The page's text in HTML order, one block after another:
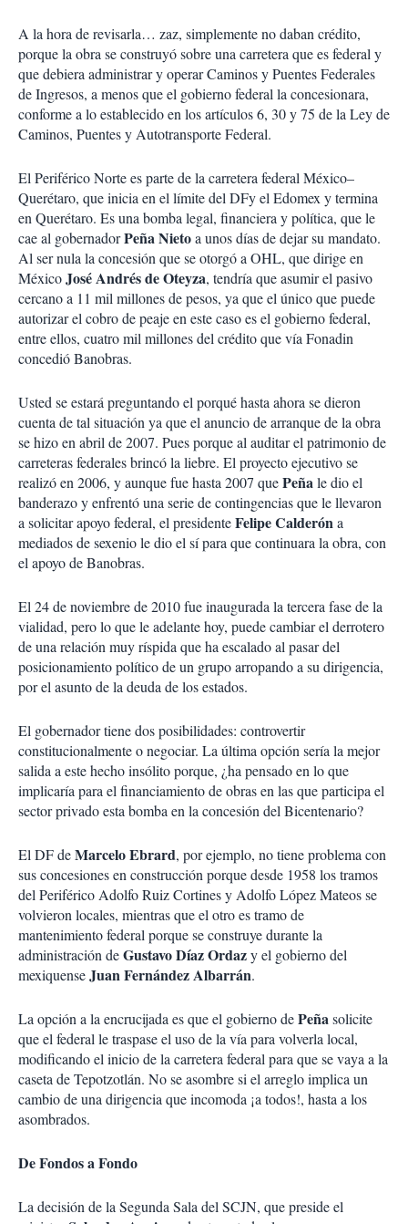
A la hora de revisarla… zaz, simplemente no daban crédito,
porque la obra se construyó sobre una carretera que es federal y
que debiera administrar y operar Caminos y Puentes Federales
de Ingresos, a menos que el gobierno federal la concesionara,
conforme a lo establecido en los artículos 6, 30 y 75 de la Ley de
Caminos, Puentes y Autotransporte Federal.
El Periférico Norte es parte de la carretera federal México–
Querétaro, que inicia en el límite del DFy el Edomex y termina
en Querétaro. Es una bomba legal, financiera y política, que le
cae al gobernadorPeña Nietoa unos días de dejar su mandato.
Al ser nula la concesión que se otorgó a OHL, que dirige en
MéxicoJosé Andrés de Oteyza, tendría que asumir el pasivo
cercano a 11 mil millones de pesos, ya que el único que puede
autorizar el cobro de peaje en este caso es el gobierno federal,
entre ellos, cuatro mil millones del crédito que vía Fonadin
concedió Banobras.
Usted se estará preguntando el porqué hasta ahora se dieron
cuenta de tal situación ya que el anuncio de arranque de la obra
se hizo en abril de 2007. Pues porque al auditar el patrimonio de
carreteras federales brincó la liebre. El proyecto ejecutivo se
realizó en 2006, y aunque fue hasta 2007 quePeñale dio el
banderazo y enfrentó una serie de contingencias que le llevaron
a solicitar apoyo federal, el presidenteFelipe Calderóna
mediados de sexenio le dio el sí para que continuara la obra, con
el apoyo de Banobras.
El 24 de noviembre de 2010 fue inaugurada la tercera fase de la
vialidad, pero lo que le adelante hoy, puede cambiar el derrotero
de una relación muy ríspida que ha escalado al pasar del
posicionamiento político de un grupo arropando a su dirigencia,
por el asunto de la deuda de los estados.
El gobernador tiene dos posibilidades: controvertir
constitucionalmente o negociar. La última opción sería la mejor
salida a este hecho insólito porque, ¿ha pensado en lo que
implicaría para el financiamiento de obras en las que participa el
sector privado esta bomba en la concesión del Bicentenario?
El DF deMarcelo Ebrard, por ejemplo, no tiene problema con
sus concesiones en construcción porque desde 1958 los tramos
del Periférico Adolfo Ruiz Cortines y Adolfo López Mateos se
volvieron locales, mientras que el otro es tramo de
mantenimiento federal porque se construye durante la
administración deGustavo Díaz Ordazy el gobierno del
mexiquenseJuan Fernández Albarrán.
La opción a la encrucijada es que el gobierno dePeñasolicite
que el federal le traspase el uso de la vía para volverla local,
modificando el inicio de la carretera federal para que se vaya a la
caseta de Tepotzotlán. No se asombre si el arreglo implica un
cambio de una dirigencia que incomoda ¡a todos!, hasta a los
asombrados.
De Fondos a Fondo
La decisión de la Segunda Sala del SCJN, que preside el